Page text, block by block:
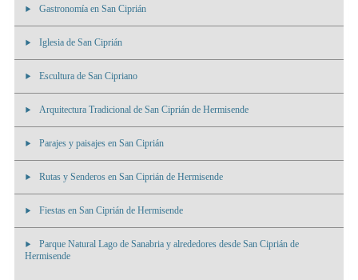
Gastronomía en San Ciprián
Iglesia de San Ciprián
Escultura de San Cipriano
Arquitectura Tradicional de San Ciprián de Hermisende
Parajes y paisajes en San Ciprián
Rutas y Senderos en San Ciprián de Hermisende
Fiestas en San Ciprián de Hermisende
Parque Natural Lago de Sanabria y alrededores desde San Ciprián de
Hermisende